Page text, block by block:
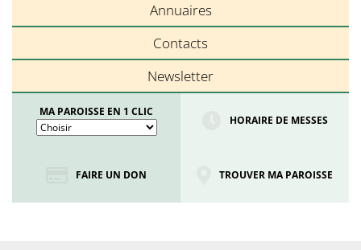
Annuaires
Contacts
Newsletter
MA PAROISSE EN 1 CLIC
HORAIRE DE MESSES
FAIRE UN DON TROUVER MA PAROISSE